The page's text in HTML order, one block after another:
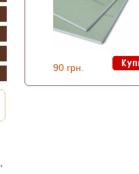
90 грн.